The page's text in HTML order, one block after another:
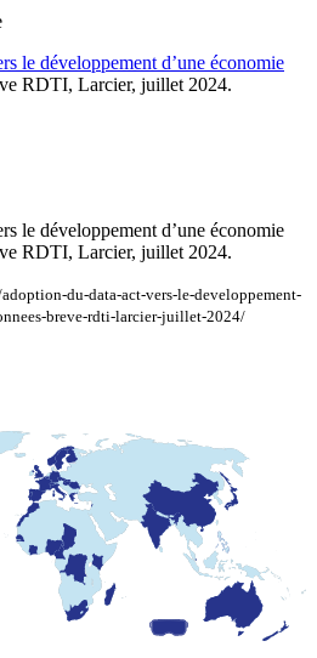
le développement d’une économie
RDTI, Larcier, juillet 2024.
le développement d’une économie
RDTI, Larcier, juillet 2024.
du-data-act-vers-le-developpement-
breve-rdti-larcier-juillet-2024/